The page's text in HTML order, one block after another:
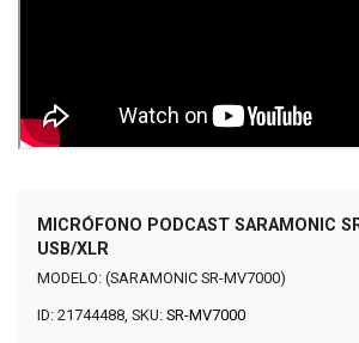
MICRÓFONO PODCAST SARAMONIC
USB/XLR
MODELO: (SARAMONIC SR-MV7000)
ID: 21744488, SKU: SR-MV7000